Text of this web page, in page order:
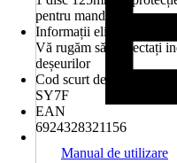
pentru mandrină
Informații eliminare
Vă rugăm să respectați
deșeurilor
Cod scurt de produs
SY7F
EAN
6924328321156
Manual de utilizare